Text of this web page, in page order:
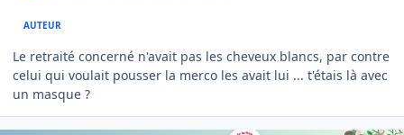
AUTEUR
Le retraité concerné n'avait pas les cheveux blancs, par contre
celui qui voulait pousser la merco les avait lui ... t'étais là avec
un masque ?